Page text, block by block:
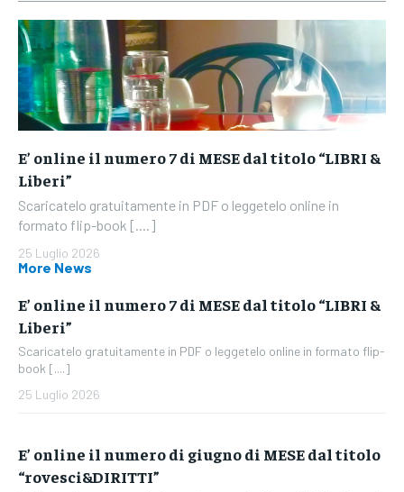
E’ online il numero 7 di MESE dal titolo “LIBRI &
Liberi”
Scaricatelo gratuitamente in PDF o leggetelo online in
formato flip-book [....]
25 Luglio 2026
More News
E’ online il numero 7 di MESE dal titolo “LIBRI &
Liberi”
Scaricatelo gratuitamente in PDF o leggetelo online in formato flip-
book [....]
25 Luglio 2026
E’ online il numero di giugno di MESE dal titolo
“rovesci&DIRITTI”